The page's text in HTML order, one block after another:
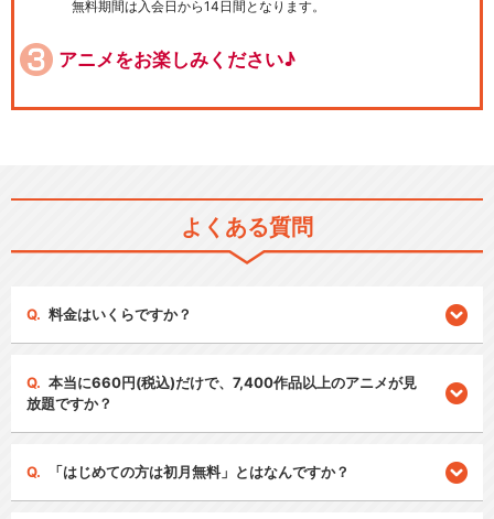
無料期間は入会日から14日間となります。
アニメをお楽しみください♪
よくある質問
料金はいくらですか？
本当に660円(税込)だけで、7,400作品以上のアニメが見
放題ですか？
「はじめての方は初月無料」とはなんですか？